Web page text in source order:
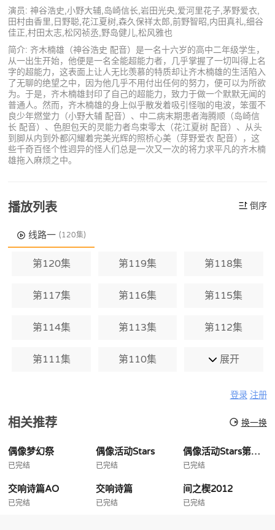
演员: 神谷浩史,小野大辅,岛崎信长,岩田光央,爱河里花子,茅野爱衣,
田村由香里,日野聪,花江夏树,森久保祥太郎,前野智昭,内田真礼,细谷
佳正,村田太志,松冈祯丞,野岛健儿,松风雅也
简介: 齐木楠雄（神谷浩史 配音）是一名十六岁的高中二年级学生，
从一出生开始，他便是一名全能超能力者，几乎掌握了一切叫得上名
字的超能力，这表面上让人无比羡慕的特质却让齐木楠雄的生活陷入
了无聊的绝望之中，因为他几乎不用付出任何的努力，便可以为所欲
为。于是，齐木楠雄封印了自己的超能力，致力于做一个默默无闻的
普通人。然而，齐木楠雄的身上似乎散发着吸引怪咖的电波，笨蛋不
良少年燃堂力（小野大辅 配音）、中二病末期患者海腾顺（岛崎信
长 配音）、色胆包天的灵能力者鸟束零太（花江夏树 配音）、从头
到脚从内到外都闪耀着完美光辉的照桥心美（芽野爱衣 配音），这
些千奇百怪个性迥异的怪人们总是一次又一次的将力求平凡的齐木楠
雄拖入麻烦之中。
播放列表 倒序
线路一 (120集)
第120集 第119集 第118集
第117集 第116集 第115集
第114集 第113集 第112集
第111集 第110集 展开
登录 注册
相关推荐 换一换
偶像梦幻祭
已完结
偶像活动Stars
已完结
偶像活动Stars第二季
已完结
交响诗篇AO
已完结
交响诗篇
已完结
间之楔2012
已完结